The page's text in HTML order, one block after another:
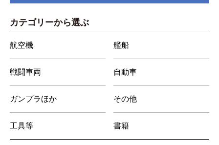
カテゴリーから選ぶ
航空機 艦船
戦闘車両 自動車
ガンプラほか その他
工具等 書籍